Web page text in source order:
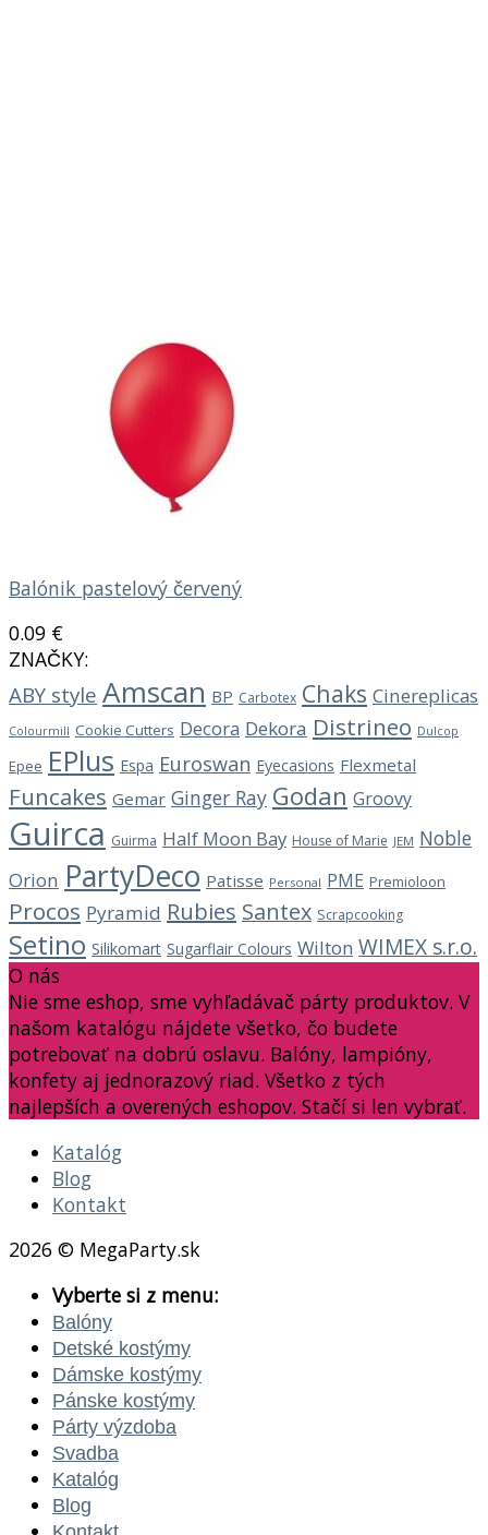
Balónik pastelový červený
0.09 €
ZNAČKY:
ABY style Amscan BP Carbotex Chaks Cinereplicas
Colourmill Cookie Cutters Decora Dekora Distrineo Dulcop
Epee EPlus Espa Euroswan Eyecasions Flexmetal
Funcakes Gemar Ginger Ray Godan Groovy
Guirca Guirma Half Moon Bay House of Marie JEM Noble
Orion PartyDeco Patisse Personal PME Premioloon
Procos Pyramid Rubies Santex Scrapcooking
Setino Silikomart Sugarflair Colours Wilton WIMEX s.r.o.
O nás
Nie sme eshop, sme vyhľadávač párty produktov. V
našom katalógu nájdete všetko, čo budete
potrebovať na dobrú oslavu. Balóny, lampióny,
konfety aj jednorazový riad. Všetko z tých
najlepších a overených eshopov. Stačí si len vybrať.
Katalóg
Blog
Kontakt
2026 © MegaParty.sk
Vyberte si z menu:
Balóny
Detské kostýmy
Dámske kostýmy
Pánske kostýmy
Párty výzdoba
Svadba
Katalóg
Blog